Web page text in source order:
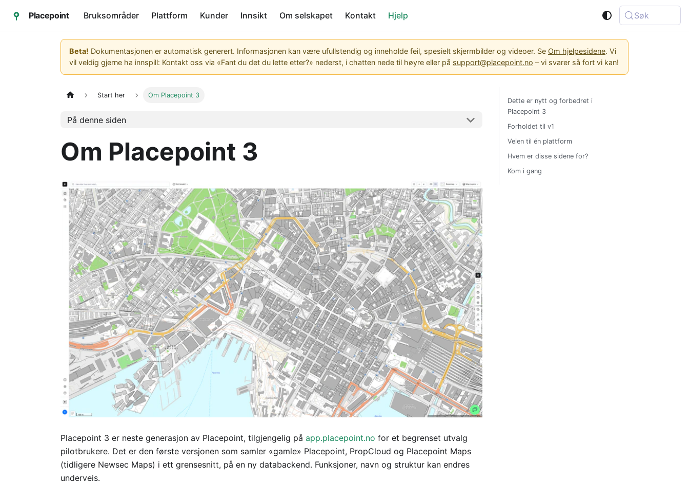
Placepoint Bruksområder Plattform Kunder Innsikt Om selskapet Kontakt Hjelp Søk
Beta! Dokumentasjonen er automatisk generert. Informasjonen kan være ufullstendig og inneholde feil, spesielt skjermbilder og videoer. Se Om hjelpesidene. Vi
vil veldig gjerne ha innspill: Kontakt oss via «Fant du det du lette etter?» nederst, i chatten nede til høyre eller på support@placepoint.no – vi svarer så fort vi kan!
Start her Om Placepoint 3
På denne siden
Om Placepoint 3
Placepoint 3 er neste generasjon av Placepoint, tilgjengelig på app.placepoint.no for et begrenset utvalg
pilotbrukere. Det er den første versjonen som samler «gamle» Placepoint, PropCloud og Placepoint Maps
(tidligere Newsec Maps) i ett grensesnitt, på en ny databackend. Funksjoner, navn og struktur kan endres
underveis.
Dette er nytt og forbedret i
Placepoint 3
Forholdet til v1
Veien til én plattform
Hvem er disse sidene for?
Kom i gang